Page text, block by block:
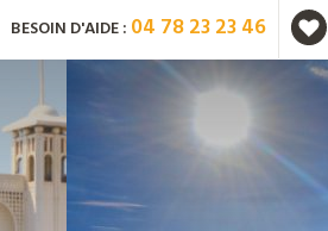
Vous avez déjà un
BESOIN D'AIDE : 04 78 23 23 46